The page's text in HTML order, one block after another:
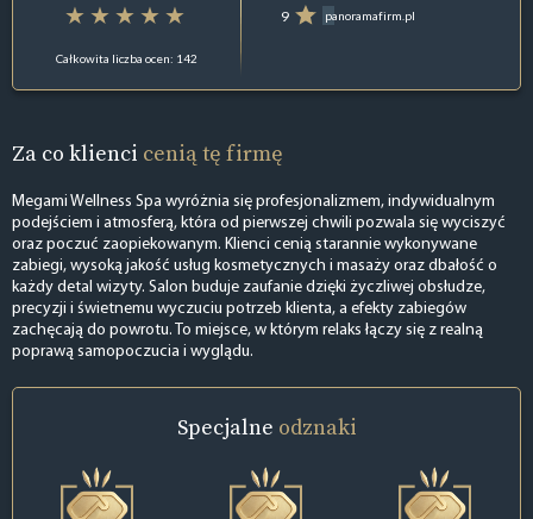
Całkowita liczba ocen: 142
9 panoramafirm.pl
Za co klienci cenią tę firmę
Megami Wellness Spa wyróżnia się profesjonalizmem, indywidualnym
podejściem i atmosferą, która od pierwszej chwili pozwala się wyciszyć
oraz poczuć zaopiekowanym. Klienci cenią starannie wykonywane
zabiegi, wysoką jakość usług kosmetycznych i masaży oraz dbałość o
każdy detal wizyty. Salon buduje zaufanie dzięki życzliwej obsłudze,
precyzji i świetnemu wyczuciu potrzeb klienta, a efekty zabiegów
zachęcają do powrotu. To miejsce, w którym relaks łączy się z realną
poprawą samopoczucia i wyglądu.
Specjalne odznaki